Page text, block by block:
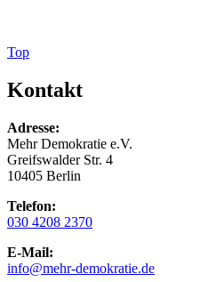
Top
Kontakt
Adresse:
Mehr Demokratie e.V.
Greifswalder Str. 4
10405 Berlin
Telefon:
030 4208 2370
E-Mail:
info@mehr-demokratie.de